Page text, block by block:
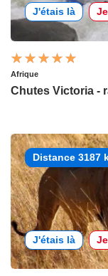
J'étais là
Afrique
Chutes Victoria -
Distance 3187
J'étais là